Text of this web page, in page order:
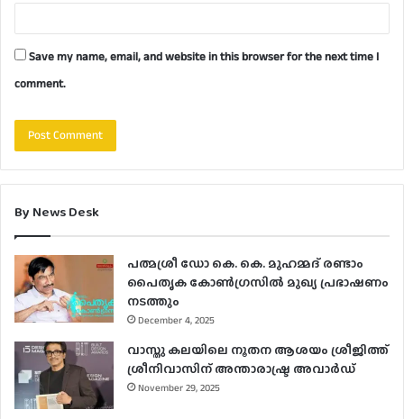
Save my name, email, and website in this browser for the next time I
comment.
By News Desk
പത്മശ്രീ ഡോ കെ. കെ. മുഹമ്മദ് രണ്ടാം
പൈതൃക കോൺഗ്രസിൽ മുഖ്യ പ്രഭാഷണം
നടത്തും
December 4, 2025
വാസ്തു കലയിലെ നൂതന ആശയം ശ്രീജിത്ത്
ശ്രീനിവാസിന് അന്താരാഷ്ട്ര അവാർഡ്
November 29, 2025